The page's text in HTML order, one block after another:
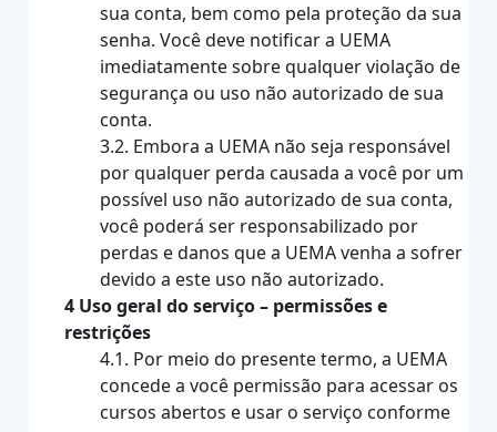
sua conta, bem como pela proteção da sua
senha. Você deve notificar a UEMA
imediatamente sobre qualquer violação de
segurança ou uso não autorizado de sua
conta.
3.2. Embora a UEMA não seja responsável
por qualquer perda causada a você por um
possível uso não autorizado de sua conta,
você poderá ser responsabilizado por
perdas e danos que a UEMA venha a sofrer
devido a este uso não autorizado.
4 Uso geral do serviço – permissões e
restrições
4.1. Por meio do presente termo, a UEMA
concede a você permissão para acessar os
cursos abertos e usar o serviço conforme